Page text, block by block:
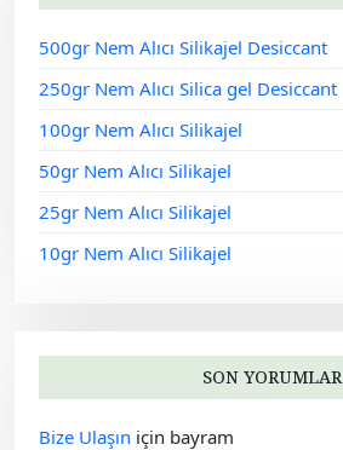
500gr Nem Alıcı Silikajel Desiccant
250gr Nem Alıcı Silica gel Desiccant
100gr Nem Alıcı Silikajel
50gr Nem Alıcı Silikajel
25gr Nem Alıcı Silikajel
10gr Nem Alıcı Silikajel
SON YORUMLAR
Bize Ulaşın için bayram